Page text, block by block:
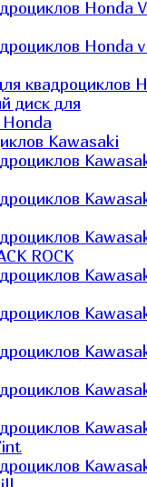
Honda
Honda
квадроциклов
диск для
Honda
Kawasaki
ROCK